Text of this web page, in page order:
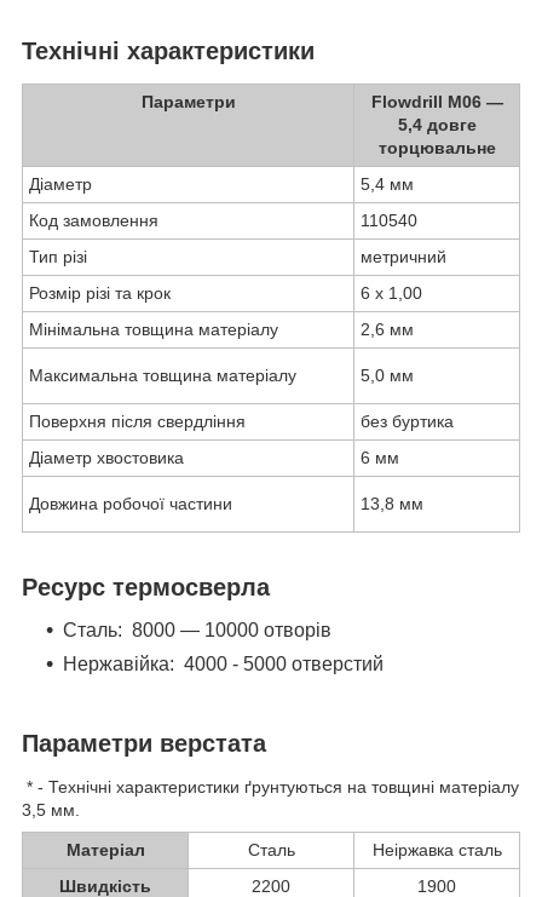
Технічні характеристики
Параметри
Flowdrill M06 —
5,4 довге
торцювальне
Діаметр
5,4 мм
Код замовлення
110540
Тип різі
метричний
Розмір різі та крок
6 х 1,00
Мінімальна товщина матеріалу
2,6 мм
Максимальна товщина матеріалу 5,0 мм
Поверхня після свердління
без буртика
Діаметр хвостовика
6 мм
Довжина робочої частини 13,8 мм
Ресурс термосверла
Сталь: 8000 — 10000 отворів
Нержавійка: 4000 - 5000 отверстий
Параметри верстата
* - Технічні характеристики ґрунтуються на товщині матеріалу
3,5 мм.
Матеріал Сталь
Неіржавка сталь
Швидкість
2200 1900